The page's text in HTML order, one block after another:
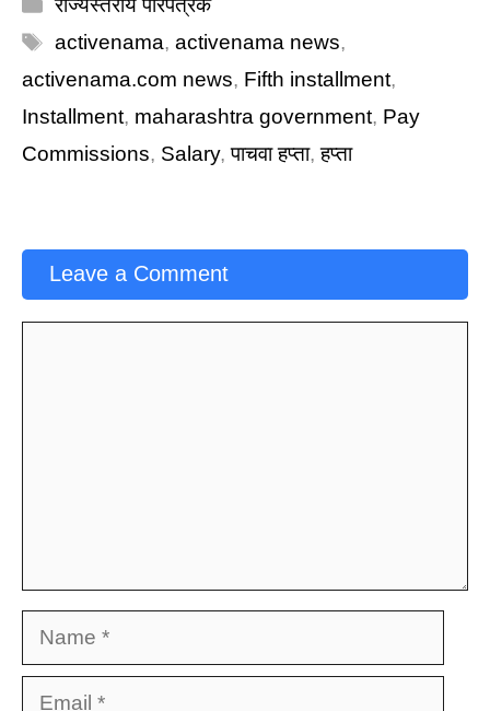
राज्यस्तरीय परिपत्रके
Tags
activenama,activenama news,
activenama.com news, Fifth installment,
Installment, maharashtra government, Pay
Commissions, Salary,पाचवा हप्ता,हप्ता
Leave a Comment